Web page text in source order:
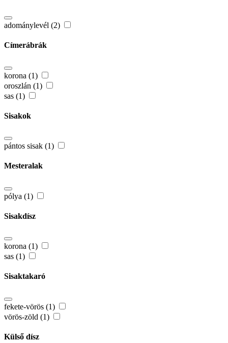
adománylevél (2)
Címerábrák
korona (1)
oroszlán (1)
sas (1)
Sisakok
pántos sisak (1)
Mesteralak
pólya (1)
Sisakdísz
korona (1)
sas (1)
Sisaktakaró
fekete-vörös (1)
vörös-zöld (1)
Külső dísz